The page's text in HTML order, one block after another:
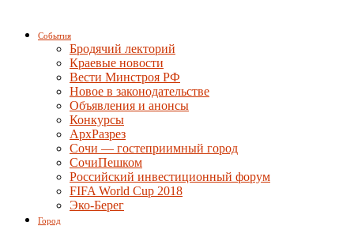
События
Бродячий лекторий
Краевые новости
Вести Минстроя РФ
Новое в законодательстве
Объявления и анонсы
Конкурсы
АрхРазрез
Сочи — гостеприимный город
СочиПешком
Российский инвестиционный форум
FIFA World Cup 2018
Эко-Берег
Город